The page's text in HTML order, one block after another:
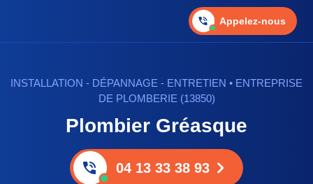
Appelez-nous
INSTALLATION - DÉPANNAGE - ENTRETIEN • ENTREPRISE
DE PLOMBERIE (13850)
Plombier Gréasque
04 13 33 38 93